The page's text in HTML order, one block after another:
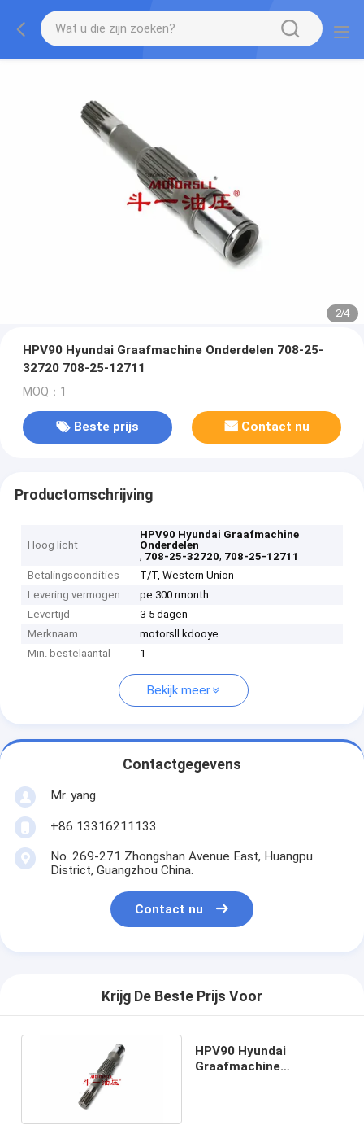
2/4
HPV90 Hyundai Graafmachine Onderdelen 708-25-
32720 708-25-12711
MOQ：1
Beste prijs Contact nu
Productomschrijving
Hoog licht
HPV90 Hyundai Graafmachine
Onderdelen
, 708-25-32720, 708-25-12711
Betalingscondities
T/T, Western Union
Levering vermogen
pe 300 rmonth
Levertijd
3-5 dagen
Merknaam
motorsll kdooye
Min. bestelaantal
1
Bekijk meer
Contactgegevens
Mr. yang
+86 13316211133
No. 269-271 Zhongshan Avenue East, Huangpu
District, Guangzhou China.
Contact nu
Krijg De Beste Prijs Voor
HPV90 Hyundai
Graafmachine